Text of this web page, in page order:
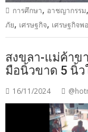
การศึกษา, อาชญากรรม,
ภัย, เศรษฐกิจ, เศรษฐกิจพ
สงขลา-แม่ค้าข
มือนิ้วขาด 5 นิ้ว
16/11/2024